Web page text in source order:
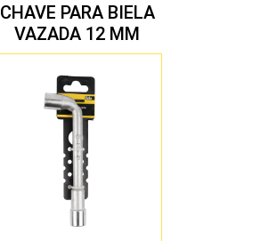
CHAVE PARA BIELA
VAZADA 12 MM